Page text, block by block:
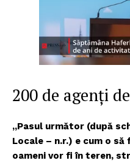
200 de agenţi
„Pasul următor (după
Locale – n.r.) e cum o
oameni vor fi în teren,